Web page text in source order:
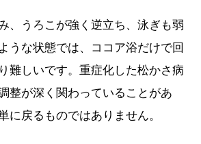
、うろこが強く逆立ち、泳ぎも弱
うな状態では、ココア浴だけで回
難しいです。重症化した松かさ病
整が深く関わっていることがあ
に戻るものではありません。